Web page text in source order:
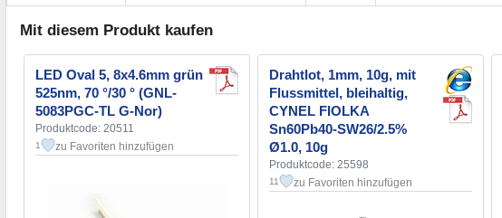
Mit diesem Produkt kaufen
LED Oval 5, 8x4.6mm grün
525nm, 70 °/30 ° (GNL-
5083PGC-TL G-Nor)
Produktcode: 20511
1 zu Favoriten hinzufügen
Drahtlot, 1mm, 10g, mit
Flussmittel, bleihaltig,
CYNEL FIOLKA
Sn60Pb40-SW26/2.5%
Ø1.0, 10g
Produktcode: 25598
11 zu Favoriten hinzufügen